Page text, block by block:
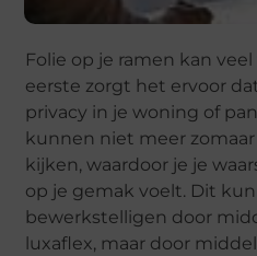
Folie op je ramen kan
eerste zorgt het ervoor
privacy in je woning of
kunnen niet meer
kijken, waardoor je je
op je gemak voelt. Dit
bewerkstelligen door
luxaflex, maar door